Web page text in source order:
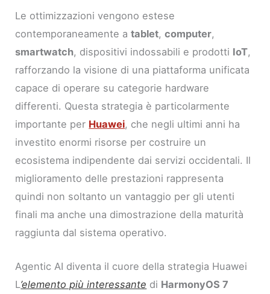
Le ottimizzazioni vengono estese
contemporaneamente atablet,computer,
smartwatch, dispositivi indossabili e prodotti IoT,
rafforzando la visione di una piattaforma unificata
capace di operare su categorie hardware
differenti. Questa strategia è particolarmente
importante per Huawei, che negli ultimi anni ha
investito enormi risorse per costruire un
ecosistema indipendente dai servizi occidentali. Il
miglioramento delle prestazioni rappresenta
quindi non soltanto un vantaggio per gli utenti
finali ma anche una dimostrazione della maturità
raggiunta dal sistema operativo.
Agentic AI diventa il cuore della strategia Huawei
L’elemento più interessante di HarmonyOS 7